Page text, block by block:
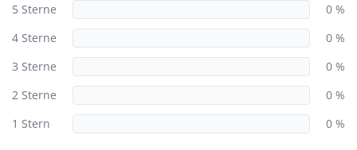
5 Sterne
0 %
4 Sterne
0 %
3 Sterne
0 %
2 Sterne
0 %
1 Stern
0 %